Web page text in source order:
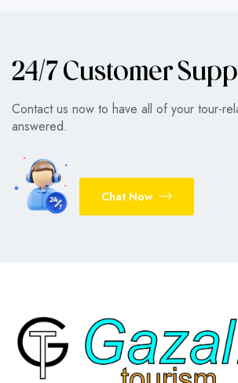
24/7 Customer
Contact us now to have all of your tour-
answered.
Chat Now